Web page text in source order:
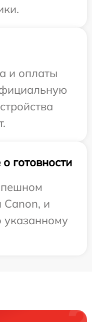
и оплаты
готовности
Canon, и
указанному